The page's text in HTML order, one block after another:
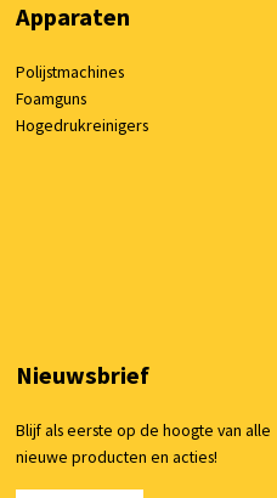
Apparaten
Polijstmachines
Foamguns
Hogedrukreinigers
Nieuwsbrief
Blijf als eerste op de hoogte van alle
nieuwe producten en acties!